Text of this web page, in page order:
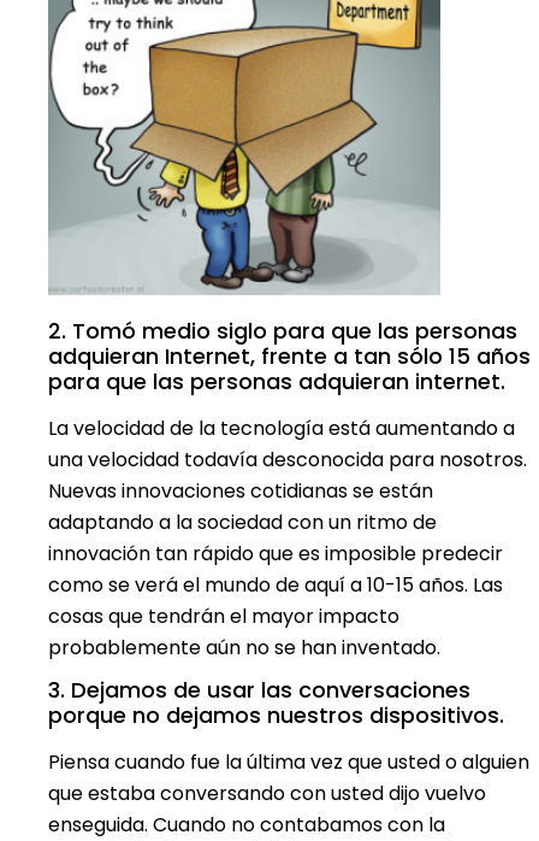
2. Tomó medio siglo para que las personas
adquieran Internet, frente a tan sólo 15 años
para que las personas adquieran internet.
La velocidad de la tecnología está aumentando a
una velocidad todavía desconocida para nosotros.
Nuevas innovaciones cotidianas se están
adaptando a la sociedad con un ritmo de
innovación tan rápido que es imposible predecir
como se verá el mundo de aquí a 10-15 años. Las
cosas que tendrán el mayor impacto
probablemente aún no se han inventado.
3. Dejamos de usar las conversaciones
porque no dejamos nuestros dispositivos.
Piensa cuando fue la última vez que usted o alguien
que estaba conversando con usted dijo vuelvo
enseguida. Cuando no contabamos con la